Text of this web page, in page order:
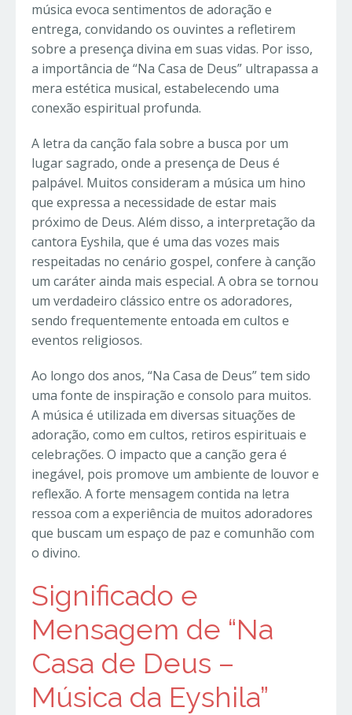
música evoca sentimentos de adoração e
entrega, convidando os ouvintes a refletirem
sobre a presença divina em suas vidas. Por isso,
a importância de “Na Casa de Deus” ultrapassa a
mera estética musical, estabelecendo uma
conexão espiritual profunda.
A letra da canção fala sobre a busca por um
lugar sagrado, onde a presença de Deus é
palpável. Muitos consideram a música um hino
que expressa a necessidade de estar mais
próximo de Deus. Além disso, a interpretação da
cantora Eyshila, que é uma das vozes mais
respeitadas no cenário gospel, confere à canção
um caráter ainda mais especial. A obra se tornou
um verdadeiro clássico entre os adoradores,
sendo frequentemente entoada em cultos e
eventos religiosos.
Ao longo dos anos, “Na Casa de Deus” tem sido
uma fonte de inspiração e consolo para muitos.
A música é utilizada em diversas situações de
adoração, como em cultos, retiros espirituais e
celebrações. O impacto que a canção gera é
inegável, pois promove um ambiente de louvor e
reflexão. A forte mensagem contida na letra
ressoa com a experiência de muitos adoradores
que buscam um espaço de paz e comunhão com
o divino.
Significado e
Mensagem de “Na
Casa de Deus –
Música da Eyshila”